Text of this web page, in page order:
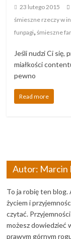
23 lutego 2015
śmieszne rzeczy w
funpagi,śmieszne
Jeśli nudzi Ci się,
miałkości
pewno
Read more
Autor: Marcin
To ja robię ten blog.
życiem i
czytać.
możesz dowiedzieć
prawym górnym